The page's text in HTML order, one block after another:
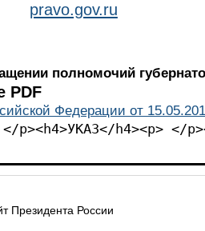
pravo.gov.ru
полномочий
PDF
Федерации от
p><h4>УКАЗ</h4><p> </
Президента России